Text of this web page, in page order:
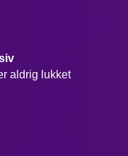
aldrig lukket